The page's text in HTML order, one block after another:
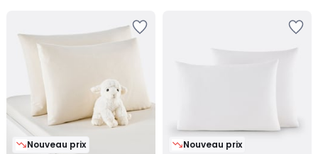
Nouveau prix Nouveau prix